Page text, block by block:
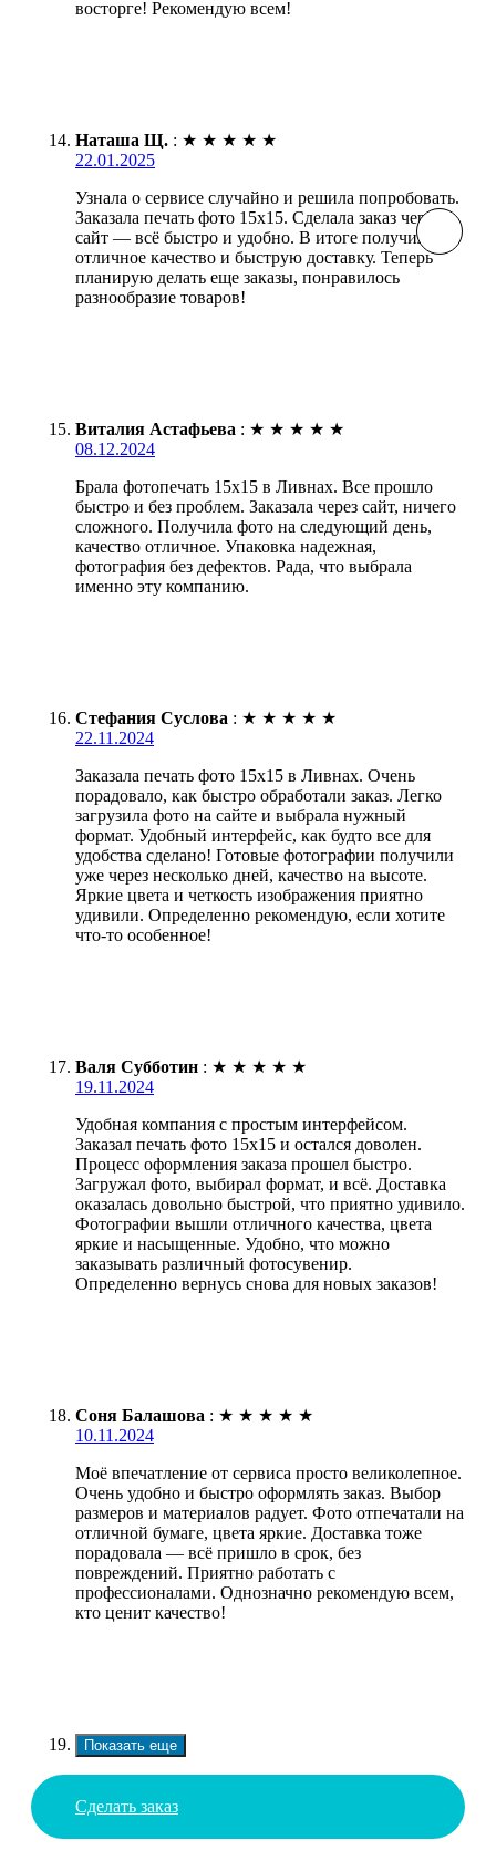
восторге! Рекомендую всем!
Наташа Щ. : ★ ★ ★ ★ ★
22.01.2025
Узнала о сервисе случайно и решила попробовать.
Заказала печать фото 15х15. Сделала заказ через
сайт — всё быстро и удобно. В итоге получила
отличное качество и быструю доставку. Теперь
планирую делать еще заказы, понравилось
разнообразие товаров!
Виталия Астафьева : ★ ★ ★ ★ ★
08.12.2024
Брала фотопечать 15х15 в Ливнах. Все прошло
быстро и без проблем. Заказала через сайт, ничего
сложного. Получила фото на следующий день,
качество отличное. Упаковка надежная,
фотография без дефектов. Рада, что выбрала
именно эту компанию.
Стефания Суслова : ★ ★ ★ ★ ★
22.11.2024
Заказала печать фото 15х15 в Ливнах. Очень
порадовало, как быстро обработали заказ. Легко
загрузила фото на сайте и выбрала нужный
формат. Удобный интерфейс, как будто все для
удобства сделано! Готовые фотографии получили
уже через несколько дней, качество на высоте.
Яркие цвета и четкость изображения приятно
удивили. Определенно рекомендую, если хотите
что-то особенное!
Валя Субботин : ★ ★ ★ ★ ★
19.11.2024
Удобная компания с простым интерфейсом.
Заказал печать фото 15х15 и остался доволен.
Процесс оформления заказа прошел быстро.
Загружал фото, выбирал формат, и всё. Доставка
оказалась довольно быстрой, что приятно удивило.
Фотографии вышли отличного качества, цвета
яркие и насыщенные. Удобно, что можно
заказывать различный фотосувенир.
Определенно вернусь снова для новых заказов!
Соня Балашова : ★ ★ ★ ★ ★
10.11.2024
Моё впечатление от сервиса просто великолепное.
Очень удобно и быстро оформлять заказ. Выбор
размеров и материалов радует. Фото отпечатали на
отличной бумаге, цвета яркие. Доставка тоже
порадовала — всё пришло в срок, без
повреждений. Приятно работать с
профессионалами. Однозначно рекомендую всем,
кто ценит качество!
Показать еще
Сделать заказ